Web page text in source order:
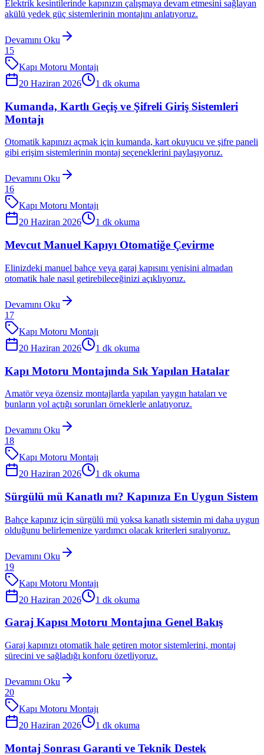
Elektrik kesintilerinde kapınızın çalışmaya devam etmesini sağlayan
akülü yedek güç sistemlerinin montajını anlatıyoruz.
Devamını Oku
15
Kapı Motoru Montajı
20 Haziran 2026
1 dk okuma
Kumanda, Kartlı Geçiş ve Şifreli Giriş Sistemleri
Montajı
Otomatik kapınızı açmak için kumanda, kart okuyucu ve şifre paneli
gibi erişim sistemlerinin montaj seçeneklerini paylaşıyoruz.
Devamını Oku
16
Kapı Motoru Montajı
20 Haziran 2026
1 dk okuma
Mevcut Manuel Kapıyı Otomatiğe Çevirme
Elinizdeki manuel bahçe veya garaj kapısını yenisini almadan
otomatik hale nasıl getirebileceğinizi açıklıyoruz.
Devamını Oku
17
Kapı Motoru Montajı
20 Haziran 2026
1 dk okuma
Kapı Motoru Montajında Sık Yapılan Hatalar
Amatör veya özensiz montajlarda yapılan yaygın hataları ve
bunların yol açtığı sorunları örneklerle anlatıyoruz.
Devamını Oku
18
Kapı Motoru Montajı
20 Haziran 2026
1 dk okuma
Sürgülü mü Kanatlı mı? Kapınıza En Uygun Sistem
Bahçe kapınız için sürgülü mü yoksa kanatlı sistemin mi daha uygun
olduğunu belirlemenize yardımcı olacak kriterleri sıralıyoruz.
Devamını Oku
19
Kapı Motoru Montajı
20 Haziran 2026
1 dk okuma
Garaj Kapısı Motoru Montajına Genel Bakış
Garaj kapınızı otomatik hale getiren motor sistemlerini, montaj
sürecini ve sağladığı konforu özetliyoruz.
Devamını Oku
20
Kapı Motoru Montajı
20 Haziran 2026
1 dk okuma
Montaj Sonrası Garanti ve Teknik Destek